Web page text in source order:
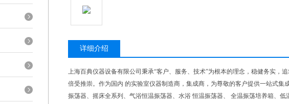
详细介绍
上海百典仪器设备有限公司秉承“客户、服务、技术”为根本的理念，稳健务实，
倍受推崇。作为国内 的实验室仪器制造商，集成商，为尊敬的客户提供一站式集
振荡器、摇床全系列、气浴恒温振荡器、水浴 恒温振荡器、 全温振荡培养箱、